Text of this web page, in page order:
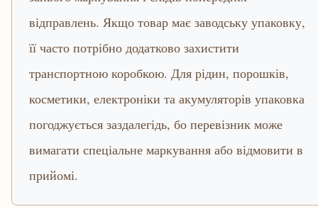
відправлень. Якщо товар має заводську упаковку,
її часто потрібно додатково захистити
транспортною коробкою. Для рідин, порошків,
косметики, електроніки та акумуляторів упаковка
погоджується заздалегідь, бо перевізник може
вимагати спеціальне маркування або відмовити в
прийомі.